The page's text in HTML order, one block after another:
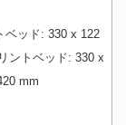
ベッド: 330 x 122
ントベッド: 330 x
mm